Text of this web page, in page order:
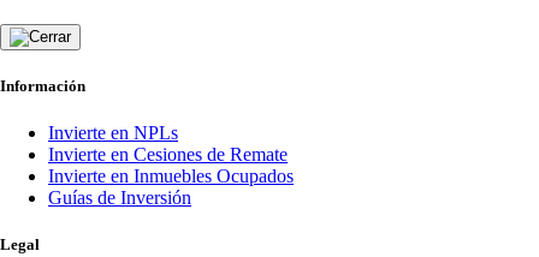
Información
Invierte en NPLs
Invierte en Cesiones de Remate
Invierte en Inmuebles Ocupados
Guías de Inversión
Legal